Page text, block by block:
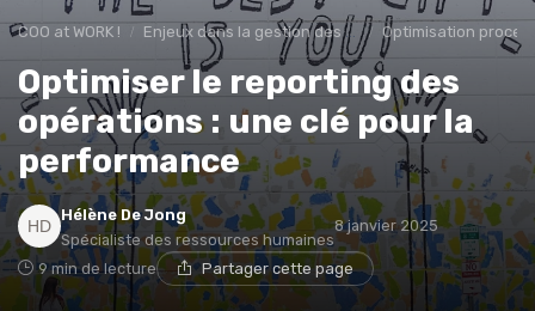
COO at WORK ! Enjeux dans la gestion des opérations Optimisation
Optimiser le reporting des
opérations : une clé pour la
performance
Hélène De Jong
Spécialiste des ressources humaines
8 janvier 2025
9 min de lecture Partager cette page